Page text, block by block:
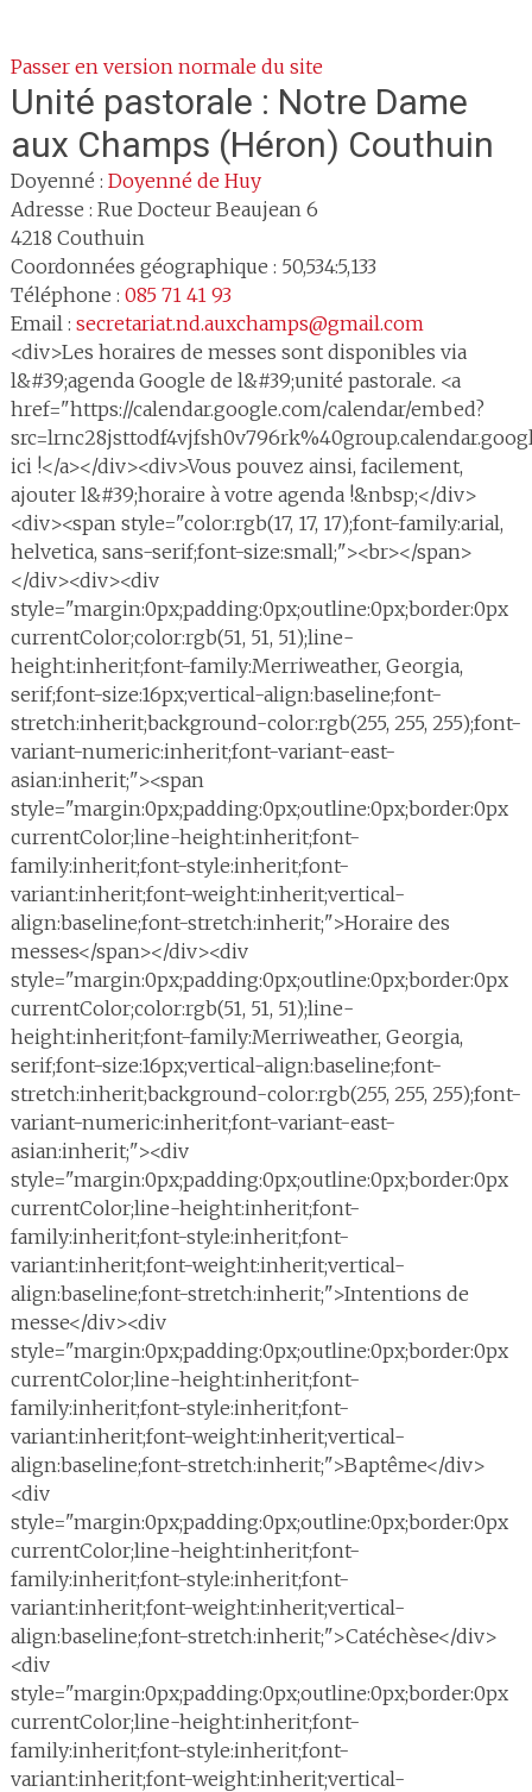
Passer en version normale du site
Unité pastorale : Notre Dame
aux Champs (Héron) Couthuin
Doyenné : Doyenné de Huy
Adresse : Rue Docteur Beaujean 6
4218 Couthuin
Coordonnées géographique : 50,534:5,133
Téléphone : 085 71 41 93
Email : secretariat.nd.auxchamps@gmail.com
<div>Les horaires de messes sont disponibles via
l&#39;agenda Google de l&#39;unité pastorale. <a
href="https://calendar.google.com/calendar/embed?
ici !</a></div><div>Vous pouvez ainsi, facilement,
ajouter l&#39;horaire à votre agenda !&nbsp;</div>
<div><span style="color:rgb(17, 17, 17);font-family:arial,
helvetica, sans-serif;font-size:small;"><br></span>
</div><div><div
style="margin:0px;padding:0px;outline:0px;border:0px
currentColor;color:rgb(51, 51, 51);line-
height:inherit;font-family:Merriweather, Georgia,
serif;font-size:16px;vertical-align:baseline;font-
stretch:inherit;background-color:rgb(255, 255, 255);font-
variant-numeric:inherit;font-variant-east-
asian:inherit;"><span
style="margin:0px;padding:0px;outline:0px;border:0px
currentColor;line-height:inherit;font-
family:inherit;font-style:inherit;font-
variant:inherit;font-weight:inherit;vertical-
align:baseline;font-stretch:inherit;">Horaire des
messes</span></div><div
style="margin:0px;padding:0px;outline:0px;border:0px
currentColor;color:rgb(51, 51, 51);line-
height:inherit;font-family:Merriweather, Georgia,
serif;font-size:16px;vertical-align:baseline;font-
stretch:inherit;background-color:rgb(255, 255, 255);font-
variant-numeric:inherit;font-variant-east-
asian:inherit;"><div
style="margin:0px;padding:0px;outline:0px;border:0px
currentColor;line-height:inherit;font-
family:inherit;font-style:inherit;font-
variant:inherit;font-weight:inherit;vertical-
align:baseline;font-stretch:inherit;">Intentions de
messe</div><div
style="margin:0px;padding:0px;outline:0px;border:0px
currentColor;line-height:inherit;font-
family:inherit;font-style:inherit;font-
variant:inherit;font-weight:inherit;vertical-
align:baseline;font-stretch:inherit;">Baptême</div>
<div
style="margin:0px;padding:0px;outline:0px;border:0px
currentColor;line-height:inherit;font-
family:inherit;font-style:inherit;font-
variant:inherit;font-weight:inherit;vertical-
align:baseline;font-stretch:inherit;">Catéchèse</div>
<div
style="margin:0px;padding:0px;outline:0px;border:0px
currentColor;line-height:inherit;font-
family:inherit;font-style:inherit;font-
variant:inherit;font-weight:inherit;vertical-